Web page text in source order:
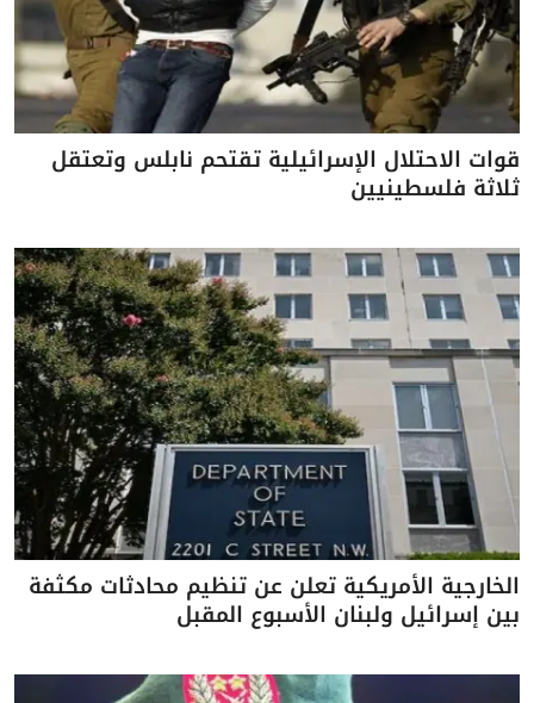
قوات الاحتلال الإسرائيلية تقتحم نابلس وتعتقل
ثلاثة فلسطينيين
الخارجية الأمريكية تعلن عن تنظيم محادثات مكثفة
بين إسرائيل ولبنان الأسبوع المقبل